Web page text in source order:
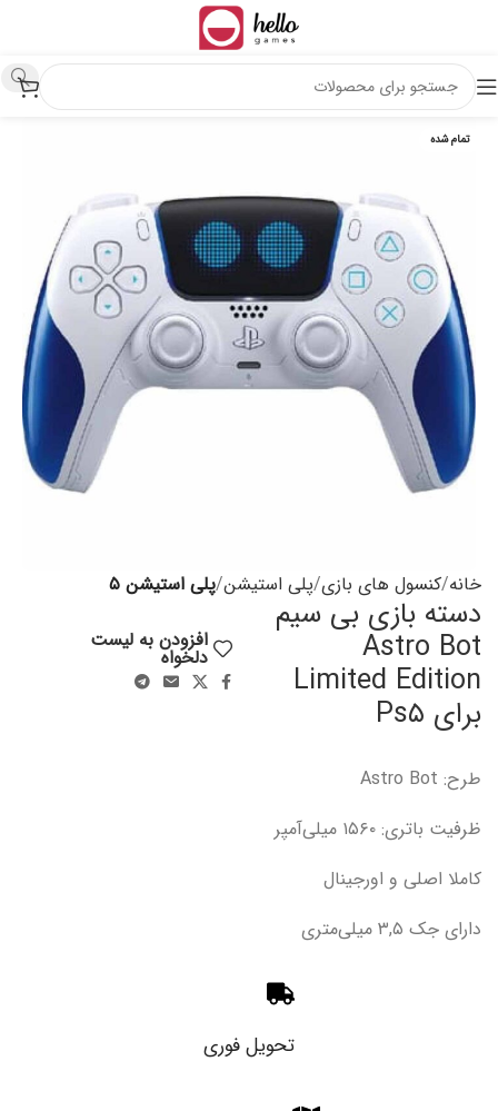
تمام شده
خانه کنسول های بازی پلی استیشن پلی استیشن ۵
دسته بازی بی سیم
Astro Bot
Limited Edition
برای Ps۵
طرح: Astro Bot
ظرفیت باتری: ۱۵۶۰ میلی‌آمپر
کاملا اصلی و اورجینال
دارای جک ۳,۵ میلی‌متری
افزودن به لیست
دلخواه
تحویل فوری